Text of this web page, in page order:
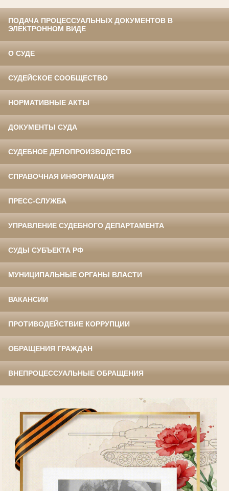
ПОДАЧА ПРОЦЕССУАЛЬНЫХ ДОКУМЕНТОВ В
ЭЛЕКТРОННОМ ВИДЕ
О СУДЕ
СУДЕЙСКОЕ СООБЩЕСТВО
НОРМАТИВНЫЕ АКТЫ
ДОКУМЕНТЫ СУДА
СУДЕБНОЕ ДЕЛОПРОИЗВОДСТВО
СПРАВОЧНАЯ ИНФОРМАЦИЯ
ПРЕСС-СЛУЖБА
УПРАВЛЕНИЕ СУДЕБНОГО ДЕПАРТАМЕНТА
СУДЫ СУБЪЕКТА РФ
МУНИЦИПАЛЬНЫЕ ОРГАНЫ ВЛАСТИ
ВАКАНСИИ
ПРОТИВОДЕЙСТВИЕ КОРРУПЦИИ
ОБРАЩЕНИЯ ГРАЖДАН
ВНЕПРОЦЕССУАЛЬНЫЕ ОБРАЩЕНИЯ